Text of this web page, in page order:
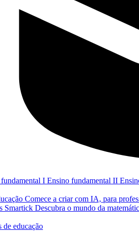
I Ensino fundamental II
Comece a criar com IA, para
Smartick Descubra o mundo da
de educação